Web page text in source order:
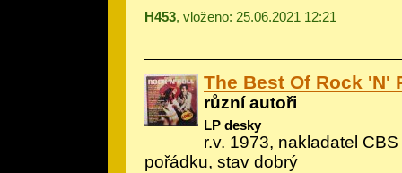
H453, vloženo: 25.06.2021 12:21
The Best Of Rock 'N'
různí autoři
LP desky
r.v. 1973, nakladatel
pořádku, stav dobrý